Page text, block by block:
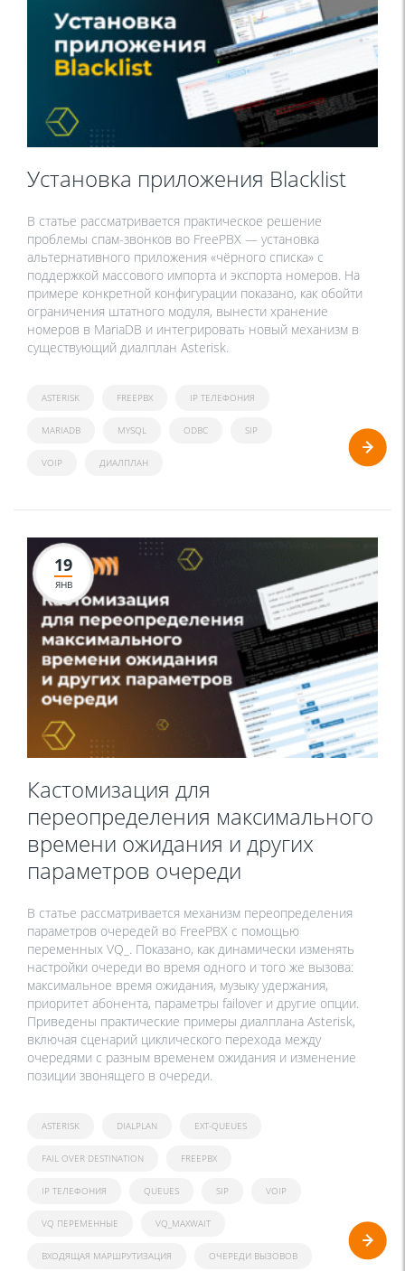
Установка приложения Blacklist
В статье рассматривается практическое решение
проблемы спам-звонков во FreePBX — установка
альтернативного приложения «чёрного списка» с
поддержкой массового импорта и экспорта номеров. На
примере конкретной конфигурации показано, как обойти
ограничения штатного модуля, вынести хранение
номеров в MariaDB и интегрировать новый механизм в
существующий диалплан Asterisk.
ASTERISK FREEPBX IP ТЕЛЕФОНИЯ
MARIADB MYSQL ODBC SIP
VOIP ДИАЛПЛАН
19
ЯНВ
Кастомизация для
переопределения максимального
времени ожидания и других
параметров очереди
В статье рассматривается механизм переопределения
параметров очередей во FreePBX с помощью
переменных VQ_. Показано, как динамически изменять
настройки очереди во время одного и того же вызова:
максимальное время ожидания, музыку удержания,
приоритет абонента, параметры failover и другие опции.
Приведены практические примеры диалплана Asterisk,
включая сценарий циклического перехода между
очередями с разным временем ожидания и изменение
позиции звонящего в очереди.
ASTERISK DIALPLAN EXT-QUEUES
FAIL OVER DESTINATION FREEPBX
IP ТЕЛЕФОНИЯ QUEUES SIP VOIP
VQ ПЕРЕМЕННЫЕ VQ_MAXWAIT
ВХОДЯЩАЯ МАРШРУТИЗАЦИЯ ОЧЕРЕДИ ВЫЗОВОВ